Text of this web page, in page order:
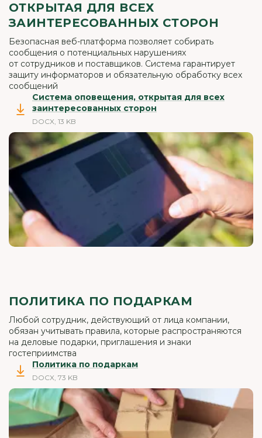
ОТКРЫТАЯ ДЛЯ ВСЕХ
ЗАИНТЕРЕСОВАННЫХ СТОРОН
Безопасная веб-платформа позволяет собирать
сообщения о потенциальных нарушениях
от сотрудников и поставщиков. Система гарантирует
защиту информаторов и обязательную обработку всех
сообщений
Система оповещения, открытая для всех
заинтересованных сторон
DOCX, 13 KB
ПОЛИТИКА ПО ПОДАРКАМ
Любой сотрудник, действующий от лица компании,
обязан учитывать правила, которые распространяются
на деловые подарки, приглашения и знаки
гостеприимства
Политика по подаркам
DOCX, 73 KB